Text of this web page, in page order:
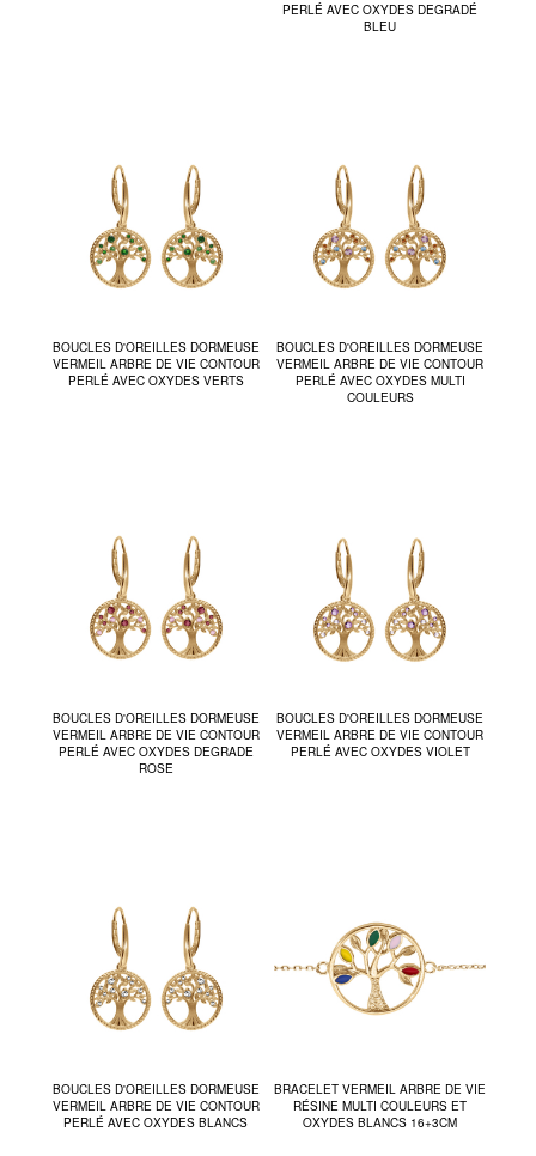
PERLÉ AVEC OXYDES DEGRADÉ
BLEU
BOUCLES D'OREILLES DORMEUSE
VERMEIL ARBRE DE VIE CONTOUR
PERLÉ AVEC OXYDES VERTS
BOUCLES D'OREILLES DORMEUSE
VERMEIL ARBRE DE VIE CONTOUR
PERLÉ AVEC OXYDES MULTI
COULEURS
BOUCLES D'OREILLES DORMEUSE
VERMEIL ARBRE DE VIE CONTOUR
PERLÉ AVEC OXYDES DEGRADE
ROSE
BOUCLES D'OREILLES DORMEUSE
VERMEIL ARBRE DE VIE CONTOUR
PERLÉ AVEC OXYDES VIOLET
BOUCLES D'OREILLES DORMEUSE
VERMEIL ARBRE DE VIE CONTOUR
PERLÉ AVEC OXYDES BLANCS
BRACELET VERMEIL ARBRE DE VIE
RÉSINE MULTI COULEURS ET
OXYDES BLANCS 16+3CM